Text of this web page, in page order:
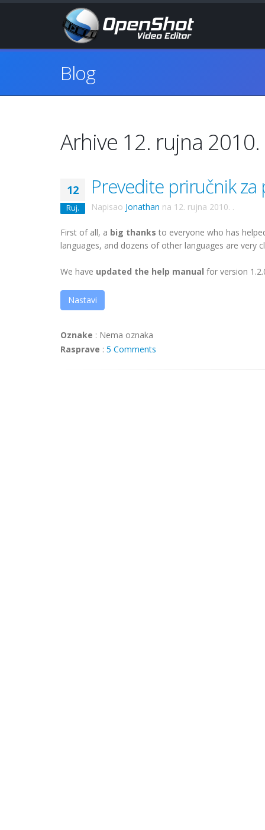
Blog
Arhive 12. rujna 2010.
12
Ruj.
Prevedite priručnik za
Napisao Jonathan na 12. rujna 2010. .
First of all, a big thanks to everyone who has
languages, and dozens of other languages are very
We have updated the help manual for version
Nastavi
Oznake : Nema oznaka
Rasprave : 5 Comments